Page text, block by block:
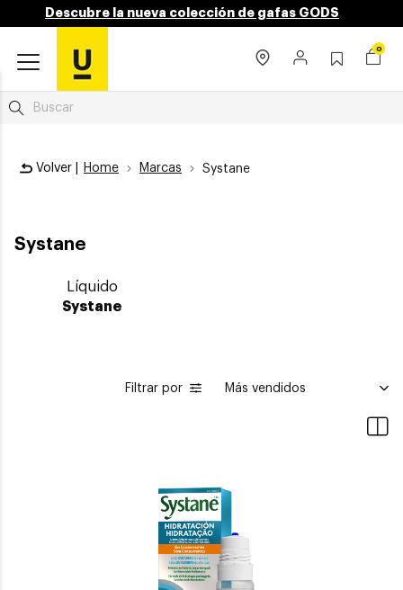
Descubre la nueva colección de gafas GODS
0
Volver | Home Marcas Systane
Systane
Líquido
Systane
Filtrar por